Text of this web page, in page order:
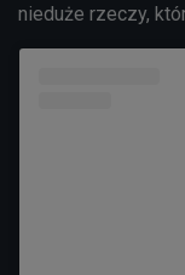
nieduże rzeczy,